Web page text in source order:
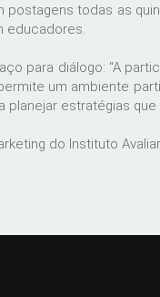
todas as
educadores.
para diálogo: “A
um ambiente
estratégias que
do Instituto Avaliar